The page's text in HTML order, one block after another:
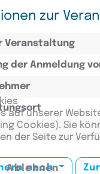
zur
Veranstaltung
der Anmeldung
nach
auf unserer
Cookies). Sie
der Seite zur
Ablehnen